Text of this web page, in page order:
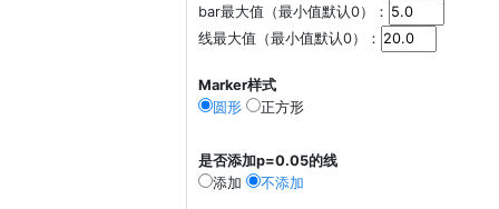
bar最大值（最小值默认0）：
线最大值（最小值默认0）：
Marker样式
圆形
正方形
是否添加p=0.05的线
添加
不添加